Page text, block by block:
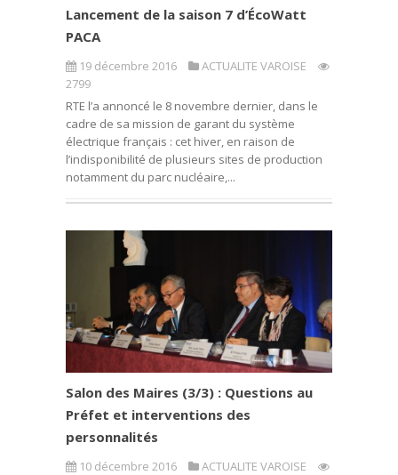
Lancement de la saison 7 d’ÉcoWatt
PACA
19 décembre 2016
ACTUALITE VAROISE
2799
RTE l’a annoncé le 8 novembre dernier, dans le
cadre de sa mission de garant du système
électrique français : cet hiver, en raison de
l’indisponibilité de plusieurs sites de production
notamment du parc nucléaire,...
Salon des Maires (3/3) : Questions au
Préfet et interventions des
personnalités
10 décembre 2016
ACTUALITE VAROISE